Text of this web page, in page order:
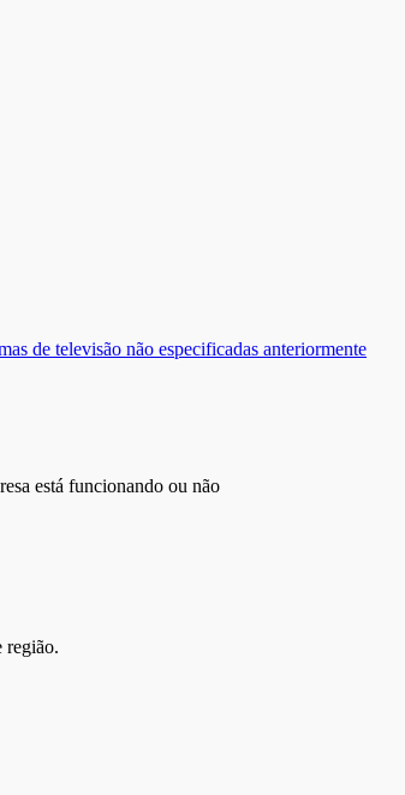
de televisão não especificadas anteriormente
está funcionando ou não
região.